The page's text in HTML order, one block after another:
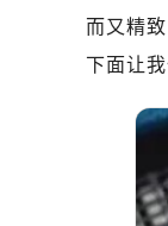
而又精
下面让